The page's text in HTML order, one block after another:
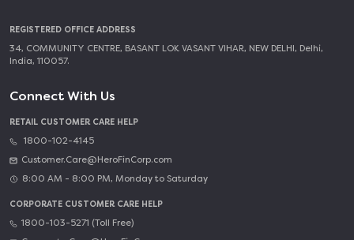
REGISTERED OFFICE ADDRESS
34, COMMUNITY CENTRE, BASANT LOK VASANT VIHAR, NEW DELHI, Delhi,
India, 110057.
Connect With Us
RETAIL CUSTOMER CARE HELP
1800-102-4145
Customer.Care@HeroFinCorp.com
8:00 AM - 8:00 PM, Monday to Saturday
CORPORATE CUSTOMER CARE HELP
1800-103-5271 (Toll Free)